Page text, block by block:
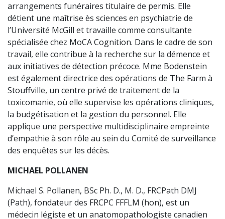
arrangements funéraires titulaire de permis. Elle
détient une maîtrise ès sciences en psychiatrie de
l’Université McGill et travaille comme consultante
spécialisée chez MoCA Cognition. Dans le cadre de son
travail, elle contribue à la recherche sur la démence et
aux initiatives de détection précoce. Mme Bodenstein
est également directrice des opérations de The Farm à
Stouffville, un centre privé de traitement de la
toxicomanie, où elle supervise les opérations cliniques,
la budgétisation et la gestion du personnel. Elle
applique une perspective multidisciplinaire empreinte
d’empathie à son rôle au sein du Comité de surveillance
des enquêtes sur les décès.
MICHAEL POLLANEN
Michael S. Pollanen, BSc Ph. D., M. D., FRCPath DMJ
(Path), fondateur des FRCPC FFFLM (hon), est un
médecin légiste et un anatomopathologiste canadien